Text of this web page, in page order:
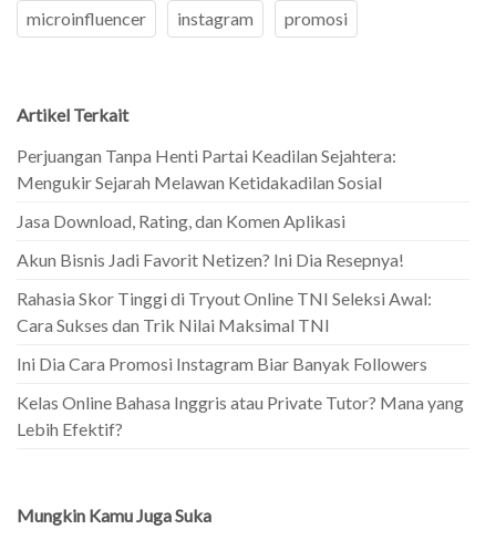
microinfluencer
instagram promosi
Artikel Terkait
Perjuangan Tanpa Henti Partai Keadilan Sejahtera:
Mengukir Sejarah Melawan Ketidakadilan Sosial
Jasa Download, Rating, dan Komen Aplikasi
Akun Bisnis Jadi Favorit Netizen? Ini Dia Resepnya!
Rahasia Skor Tinggi di Tryout Online TNI Seleksi Awal:
Cara Sukses dan Trik Nilai Maksimal TNI
Ini Dia Cara Promosi Instagram Biar Banyak Followers
Kelas Online Bahasa Inggris atau Private Tutor? Mana yang
Lebih Efektif?
Mungkin Kamu Juga Suka